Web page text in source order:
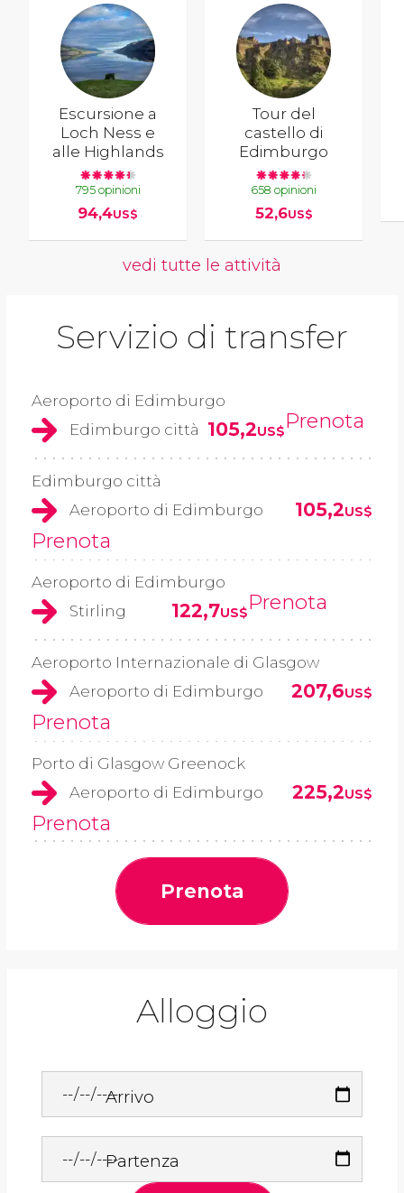
Escursione a
Loch Ness e
alle Highlands
795 opinioni
94,4US$
Tour del
castello di
Edimburgo
658 opinioni
52,6US$
vedi tutte le attività
Servizio di transfer
Aeroporto di Edimburgo
Edimburgo città 105,2US$Prenota
Edimburgo città
Aeroporto di Edimburgo
105,2US$
Prenota
Aeroporto di Edimburgo
Stirling
122,7US$Prenota
Aeroporto Internazionale di Glasgow
Aeroporto di Edimburgo
207,6US$
Prenota
Porto di Glasgow Greenock
Aeroporto di Edimburgo
225,2US$
Prenota
Prenota
Alloggio
Arrivo
Partenza